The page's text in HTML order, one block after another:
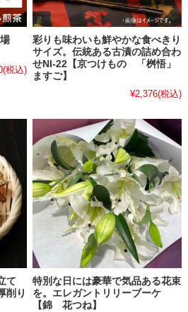
(税込)
彩りも味わいも鮮やかな食べきり
サイズ。伝統ある古漬の詰め合わ
せNI-22【京つけもの 「桝悟」
ますご】
¥2,376(税込)
て
削り
特別な日には豪華で気品ある花束
を。エレガントリリーブーケ
【錦 花つね】